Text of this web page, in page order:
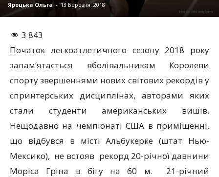
Яроцька Ольга - 13 Березня, 2018
3 843
Початок легкоатлетичного сезону 2018 року
запам’ятається вболівальникам Королеви
спорту звершеннями нових світових рекордів у
спринтерських дисциплінах, авторами яких
стали студенти американських вишів.
Нещодавно на чемпіонаті США в приміщенні,
що відбувся в місті Альбукерке (штат Нью-
Мексико), не встояв рекорд 20-річної давнини
Моріса Гріна в бігу на 60 м. 21-річний